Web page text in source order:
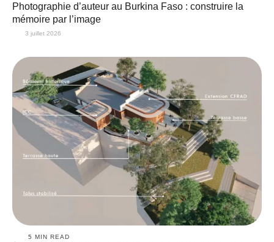
Photographie d’auteur au Burkina Faso : construire la
mémoire par l’image
3 juillet 2026
5 MIN READ